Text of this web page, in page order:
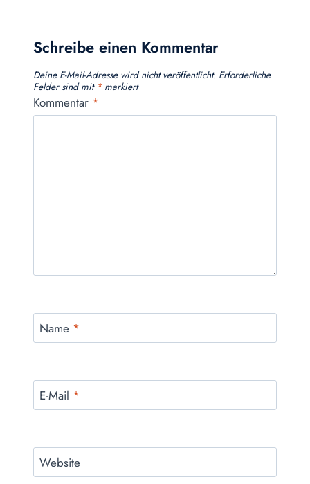
Schreibe einen Kommentar
Deine E-Mail-Adresse wird nicht veröffentlicht. Erforderliche
Felder sind mit *markiert
Kommentar *
Name *
E-Mail *
Website